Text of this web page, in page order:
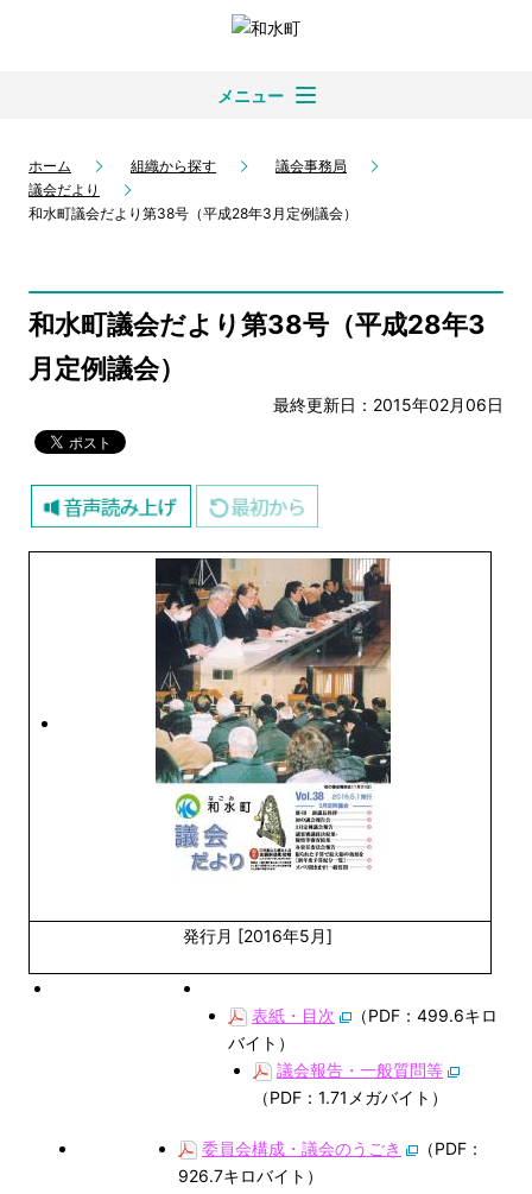
メニュー
ホーム 組織から探す
議会事務局
議会だより
和水町議会だより第38号（平成28年3月定例議会）
和水町議会だより第38号（平成28年3
月定例議会）
最終更新日：2015年02月06日
発行月 [2016年5月]
表紙・目次
（PDF：499.6キロ
バイト）
議会報告・一般質問等
（PDF：1.71メガバイト）
委員会構成・議会のうごき
（PDF：
926.7キロバイト）